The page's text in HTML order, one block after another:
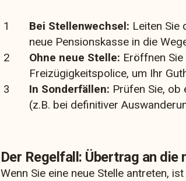
Bei Stellenwechsel: Leiten Sie
neue Pensionskasse in die
Ohne neue Stelle: Eröffnen
Freizügigkeitspolice, um Ihr
In Sonderfällen: Prüfen Sie,
(z.B. bei definitiver
Der Regelfall: Übertrag an die
Wenn Sie eine neue Stelle antreten,